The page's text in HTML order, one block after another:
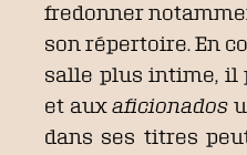
fredonner
son répertoire. En
salle plus intime, il
et auxaficionados
dans ses titres